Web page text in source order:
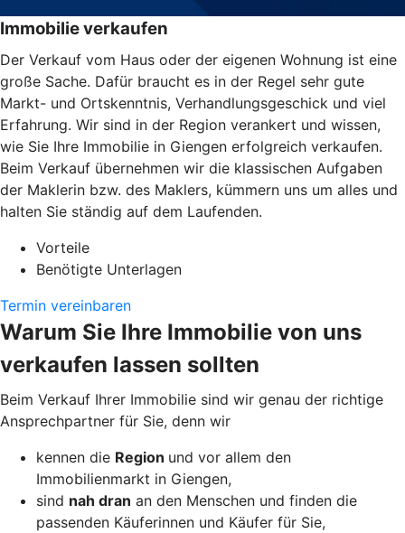
Immobilie verkaufen
Der Verkauf vom Haus oder der eigenen Wohnung ist eine
große Sache. Dafür braucht es in der Regel sehr gute
Markt- und Ortskenntnis, Verhandlungsgeschick und viel
Erfahrung. Wir sind in der Region verankert und wissen,
wie Sie Ihre Immobilie in Giengen erfolgreich verkaufen.
Beim Verkauf übernehmen wir die klassischen Aufgaben
der Maklerin bzw. des Maklers, kümmern uns um alles und
halten Sie ständig auf dem Laufenden.
Vorteile
Benötigte Unterlagen
Termin vereinbaren
Warum Sie Ihre Immobilie von uns
verkaufen lassen sollten
Beim Verkauf Ihrer Immobilie sind wir genau der richtige
Ansprechpartner für Sie, denn wir
kennen die Region und vor allem den
Immobilienmarkt in Giengen,
sind nah dran an den Menschen und finden die
passenden Käuferinnen und Käufer für Sie,